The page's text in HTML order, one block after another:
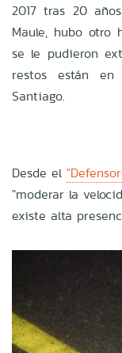
2017 tras 20
Maule, hubo otro
se le pudieron
restos están
Santiago.
Desde el
"moderar la
existe alta